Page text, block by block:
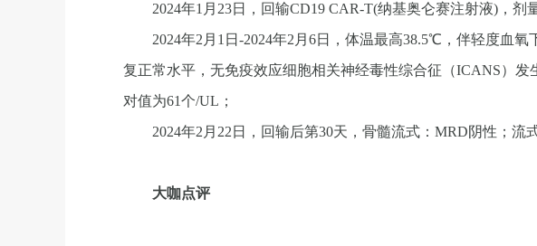
2024年1月23日，回输CD19 CAR-T(纳基奥仑赛注射液)，剂
2024年2月1日-2024年2月6日，体温最高38.5℃，伴轻度血
复正常水平，无免疫效应细胞相关神经毒性综合征（ICANS）
对值为61个/UL；
2024年2月22日，回输后第30天，骨髓流式：MRD阴性；
大咖点评